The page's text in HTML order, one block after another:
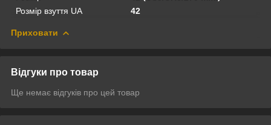
Розмір взуття UA
42
Приховати
Відгуки про товар
Ще немає відгуків про цей товар